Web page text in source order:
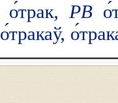
о́трак, РВ
о́тракаў,